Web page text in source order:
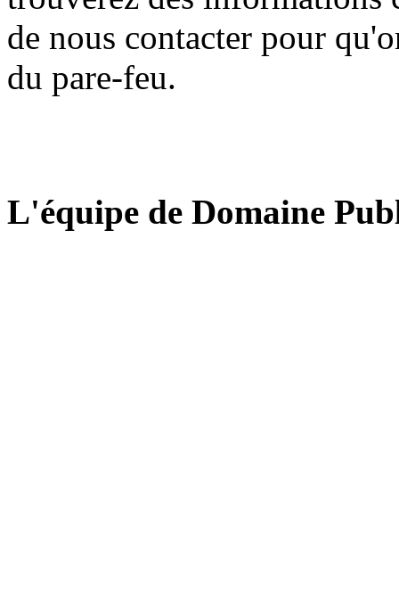
de nous contacter pour
du pare-feu.
L'équipe de Domaine